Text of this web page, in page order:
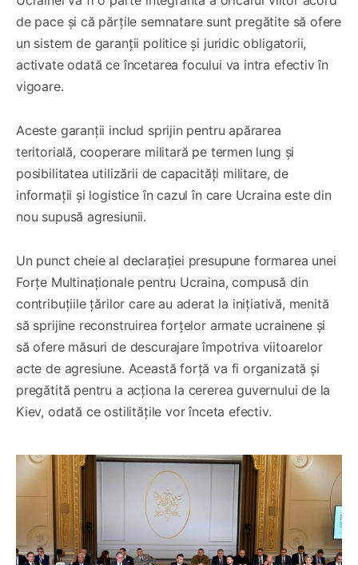
de pace şi că părţile semnatare sunt pregătite să ofere
un sistem de garanţii politice şi juridic obligatorii,
activate odată ce încetarea focului va intra efectiv în
vigoare.
Aceste garanții includ sprijin pentru apărarea
teritorială, cooperare militară pe termen lung și
posibilitatea utilizării de capacități militare, de
informații și logistice în cazul în care Ucraina este din
nou supusă agresiunii.
Un punct cheie al declarației presupune formarea unei
Forțe Multinaționale pentru Ucraina, compusă din
contribuțiile țărilor care au aderat la inițiativă, menită
să sprijine reconstruirea forțelor armate ucrainene și
să ofere măsuri de descurajare împotriva viitoarelor
acte de agresiune. Această forță va fi organizată și
pregătită pentru a acționa la cererea guvernului de la
Kiev, odată ce ostilitățile vor înceta efectiv.